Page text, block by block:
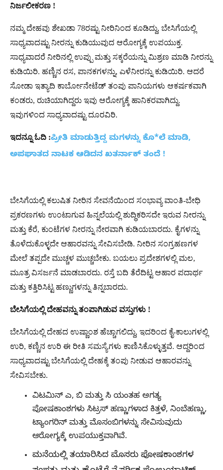
ನಿರ್ಜಲೀಕರಣ !
ನಮ್ಮ ದೇಹವು ಶೇಖಡಾ 78ರಷ್ಟು ನೀರಿನಿಂದ ಕೂಡಿದ್ದು, ಬೇಸಿಗೆಯಲ್ಲಿ
ಸಾಧ್ಯವಾದಷ್ಟು ನೀರನ್ನು ಕುಡಿಯುವುದ ಆರೋಗ್ಯಕ್ಕೆ ಉಪಯುಕ್ತ.
ಸಾಧ್ಯವಾದರೆ ನೀರಿನಲ್ಲಿ ಉಪ್ಪು ಮತ್ತು ಸಕ್ಕರೆಯನ್ನು ಮಿಶ್ರಣ ಮಾಡಿ ನೀರನ್ನು
ಕುಡಿಯಿರಿ. ಹಣ್ಣಿನ ರಸ, ಪಾನಕಗಳನ್ನು, ಎಳೆನೀರನ್ನು ಕುಡಿಯಿರಿ. ಆದರೆ
ಸೋಡಾ ಇತ್ಯಾದಿ ಕಾರ್ಬೋನೇಟೆಡ್ ತಂಪು ಪಾನಿಯಗಳು ಆಕರ್ಷಕವಾಗಿ
ಕಂಡರು, ರುಚಿಯಾಗಿದ್ದರು ಇವು ಆರೋಗ್ಯಕ್ಕೆ ಹಾನಿಕರವಾಗಿದ್ದು.
ಇವುಗಳಿಂದ ಸಾಧ್ಯವಾದಷ್ಟು ದೂರವಿರಿ.
ಇದನ್ನೂ ಓದಿ :ಪ್ರೀತಿ ಮಾಡುತ್ತಿದ್ದ ಮಗಳನ್ನು ಕೊ*ಲೆ ಮಾಡಿ,
ಅಪಘಾತದ ನಾಟಕ ಆಡಿದನ ಖತರ್ನಾಕ್​ ತಂದೆ !
ಬೇಸಿಗೆಯಲ್ಲಿ ಕಲುಷಿತ ನೀರಿನ ಸೇವನೆಯಿಂದ ಸಂಭಾವ್ಯ ವಾಂತಿ-ಬೇಧಿ
ಪ್ರಕರಣಗಳು ಉಂಟಾಗುವ ಹಿನ್ನಲೆಯಲ್ಲಿ ಶುದ್ಧಿಕರಿಸದೇ ಇರುವ ನೀರನ್ನು
ಮತ್ತು ಕೆರೆ, ಕುಂಟೆಗಳ ನೀರನ್ನು ನೇರವಾಗಿ ಕುಡಿಯಬಾರದು. ಕೈಗಳನ್ನು
ತೊಳೆದುಕೊಳ್ಳದೇ ಆಹಾರವನ್ನು ಸೇವಿಸಬೇಡಿ. ನೀರಿನ ಸಂಗ್ರಹಣಗಳ
ಮೇಲೆ ತಪ್ಪದೇ ಮುಚ್ಚಳ ಮುಚ್ಚಬೇಕು. ಬಯಲು ಪ್ರದೇಶಗಳಲ್ಲಿ ಮಲ,
ಮೂತ್ರ ವಿಸರ್ಜನೆ ಮಾಡಬಾರದು. ರಸ್ತೆ ಬದಿ ತೆರೆದಿಟ್ಟ ಆಹಾರ ಪದಾರ್ಥ
ಮತ್ತು ಕತ್ತಿರಿಸಿಟ್ಟ ಹಣ್ಣುಗಳನ್ನು ತಿನ್ನಬಾರದು.
ಬೇಸಿಗೆಯಲ್ಲಿ ದೇಹವನ್ನು ತಂಪಾಗಿಡುವ ವಸ್ತುಗಳು !
ಬೇಸಿಗೆಯಲ್ಲಿ ದೇಹದ ಉಷ್ಣಾಂಶ ಹೆಚ್ಚಾಗಲಿದ್ದು, ಇದರಿಂದ ಕೈ-ಕಾಲುಗಳಲ್ಲಿ
ಉರಿ, ಕಣ್ಣಿನ ಉರಿ ಈ ರೀತಿ ಸಮಸ್ಯೆಗಳು ಕಾಣಿಸಿಕೊಳ್ಳುತ್ತವೆ. ಆದ್ದರಿಂದ
ಸಾಧ್ಯವಾದಷ್ಟು ಬೇಸಿಗೆಯಲ್ಲಿ ದೇಹಕ್ಕೆ ತಂಪು ನೀಡುವ ಆಹಾರವನ್ನು
ಸೇವಿಸಬೇಕು.
ವಿಟಮಿನ್ ಎ, ಬಿ ಮತ್ತು ಸಿ ಯಂತಹ ಅಗತ್ಯ
ಪೋಷಕಾಂಶಗಳು ಸಿಟ್ರಸ್ ಹಣ್ಣುಗಳಾದ ಕಿತ್ತಳೆ, ನಿಂಬೆಹಣ್ಣು,
ಟ್ಯಾಂಗರಿನ್ ಮತ್ತು ಮೊಸಂಬಿಗಳನ್ನು ಸೇವಿಸುವುದು
ಆರೋಗ್ಯಕ್ಕೆ ಉಪಯುಕ್ತವಾಗಿವೆ.
ಮನೆಯಲ್ಲಿ ತಯಾರಿಸಿದ ಮೊಸರು ಪೋಷಕಾಂಶಗಳ